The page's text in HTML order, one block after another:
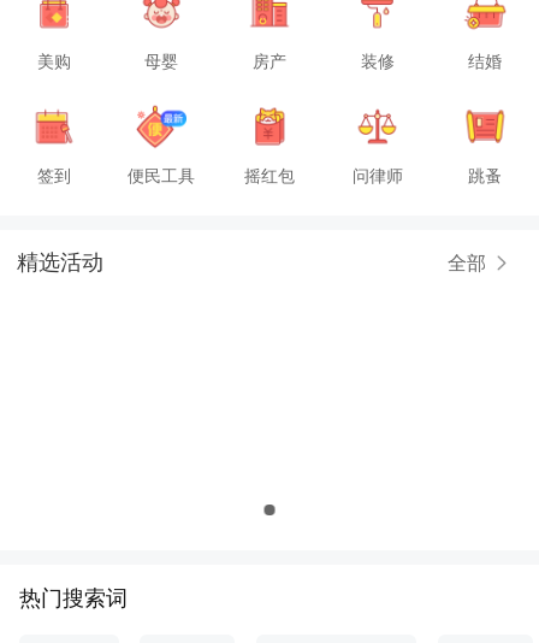
美购 母婴 房产 装修 结婚
签到 便民工具 摇红包 问律师 跳蚤
精选活动 全部
热门搜索词